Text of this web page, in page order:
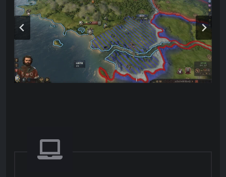
从不列颠群岛至缅甸富饶之地。宣称、征服并统治
数以千计的伯爵领、公爵领、王国乃至帝国。
栩栩如生，跃然纸上
每位角色皆跃然纸上，特质与生活方式将决定其行
动与计谋。以铁腕统治唤起臣民恐惧，或凭德行善
举赢得天下归心。遗传特质将代代相传——无论是
自定义统治者与贵族：从外貌到属性，塑造一位完
美承袭祖辈美德与恶习的君主。